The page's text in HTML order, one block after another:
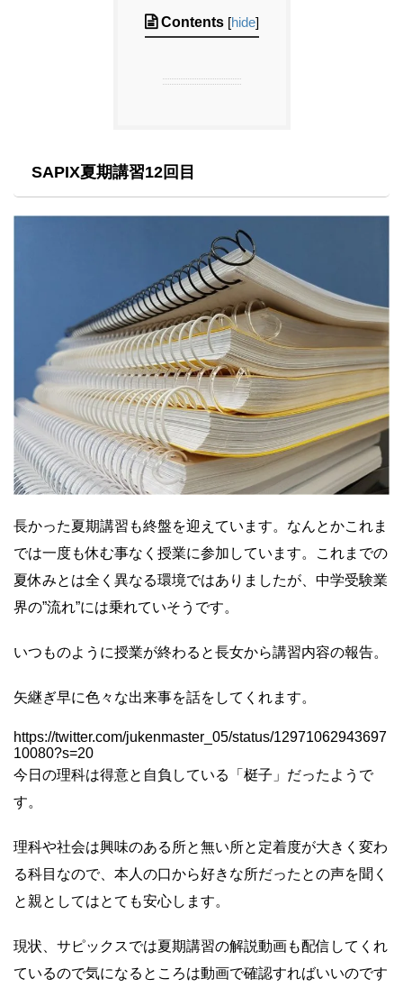
Contents [hide]
SAPIX夏期講習12回目
長かった夏期講習も終盤を迎えています。なんとかこれま
では一度も休む事なく授業に参加しています。これまでの
夏休みとは全く異なる環境ではありましたが、中学受験業
界の”流れ”には乗れていそうです。
いつものように授業が終わると長女から講習内容の報告。
矢継ぎ早に色々な出来事を話をしてくれます。
https://twitter.com/jukenmaster_05/status/12971062943697
10080?s=20
今日の理科は得意と自負している「梃子」だったようで
す。
理科や社会は興味のある所と無い所と定着度が大きく変わ
る科目なので、本人の口から好きな所だったとの声を聞く
と親としてはとても安心します。
現状、サピックスでは夏期講習の解説動画も配信してくれ
ているので気になるところは動画で確認すればいいのです